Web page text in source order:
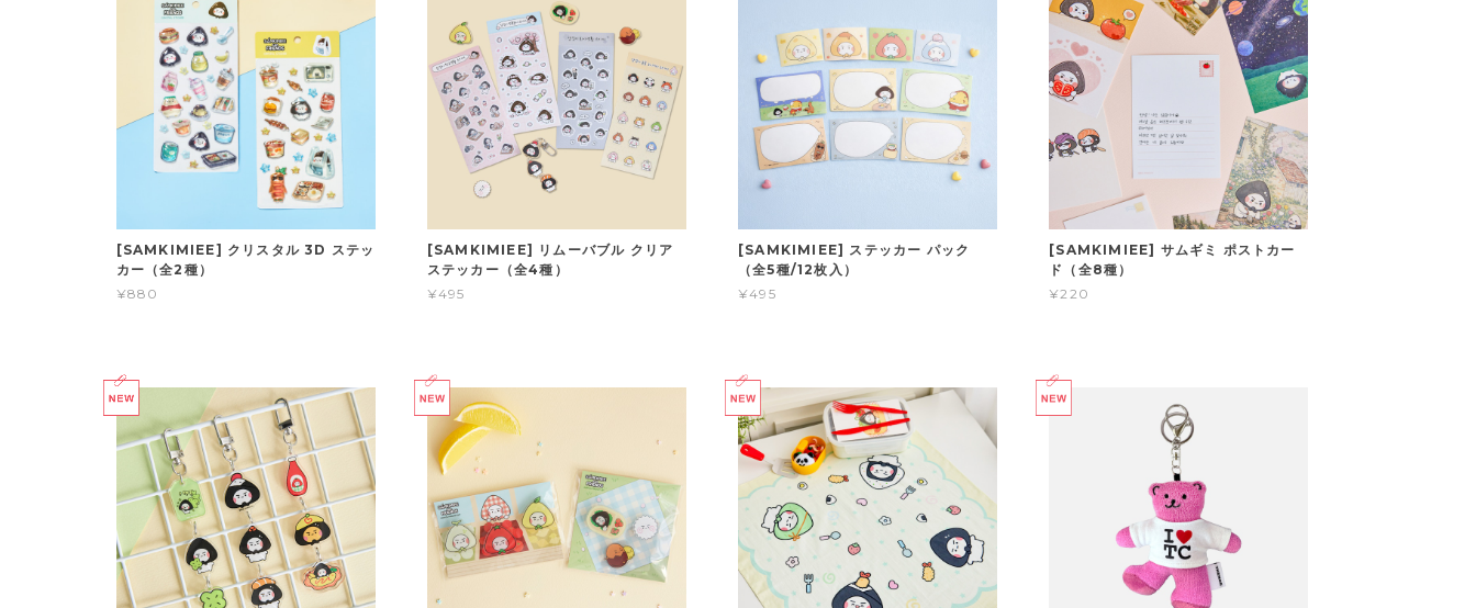
[SAMKIMIEE] クリスタル 3D ステッ
カー（全2種）
¥880
[SAMKIMIEE] リムーバブル クリア
ステッカー（全4種）
¥495
[SAMKIMIEE] ステッカー パック
（全5種/12枚入）
¥495
[SAMKIMIEE] サムギミ ポストカー
ド（全8種）
¥220